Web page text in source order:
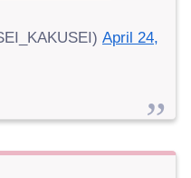
April 24,